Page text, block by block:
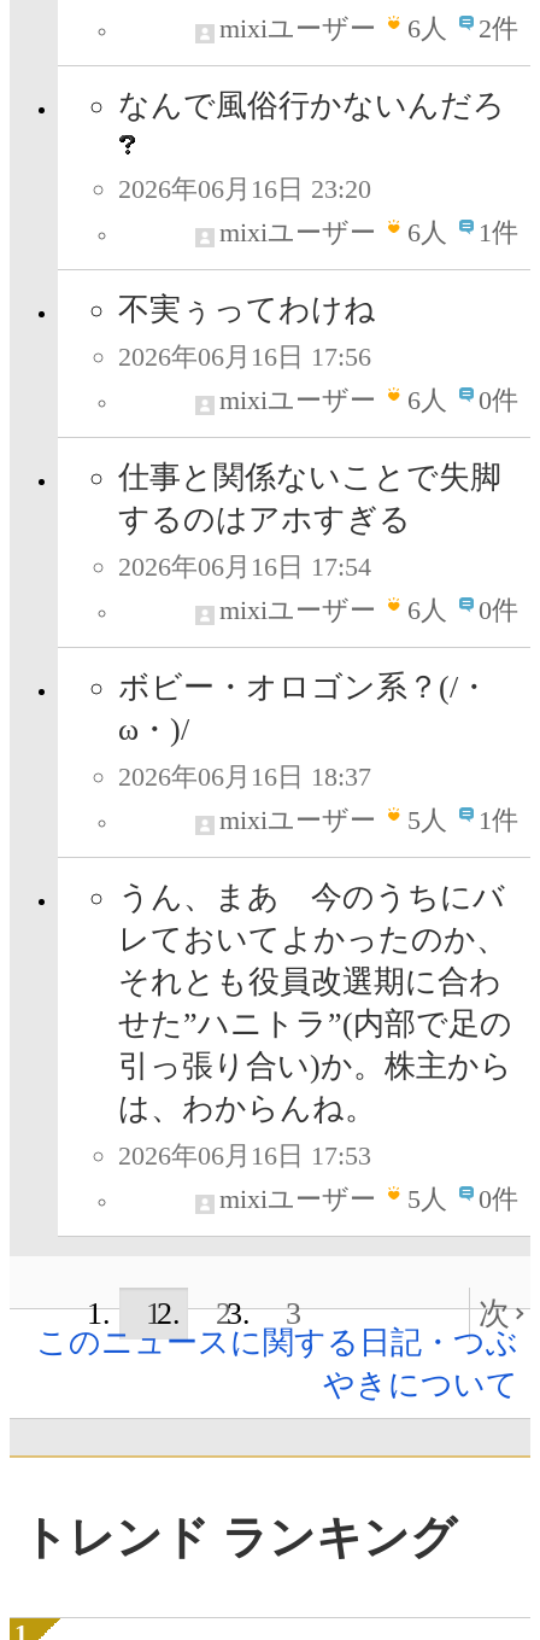
mixiユーザー
6人 2件
なんで風俗行かないんだろ
2026年06月16日 23:20
mixiユーザー
6人 1件
不実ぅってわけね
2026年06月16日 17:56
mixiユーザー
6人 0件
仕事と関係ないことで失脚
するのはアホすぎる
2026年06月16日 17:54
mixiユーザー
6人 0件
ボビー・オロゴン系？(/・
ω・)/
2026年06月16日 18:37
mixiユーザー
5人 1件
うん、まあ 今のうちにバ
レておいてよかったのか、
それとも役員改選期に合わ
せた”ハニトラ”(内部で足の
引っ張り合い)か。株主から
は、わからんね。
2026年06月16日 17:53
mixiユーザー
5人 0件
1 2 3
次
このニュースに関する日記・つぶ
やきについて
トレンド ランキング